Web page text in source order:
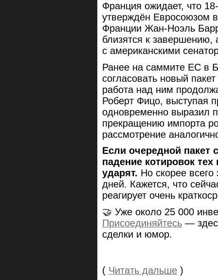
Франция ожидает, что
утверждён Евросоюзом
Франции Жан-Ноэль
близятся к завершению,
с американскими
Ранее на саммите ЕС в
согласовать новый
работа над ним
Роберт Фицо, выступая
одновременно выразил
прекращению импорта
рассмотрение
Если очередной пакет
падение котировок
ударят. Но скорее
дней. Кажется, что
реагирует очень
🤝 Уже около 25 000
Присоединяйтесь —
сделки и юмор.
( Читать дальше )